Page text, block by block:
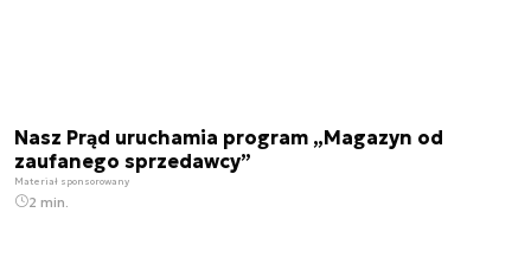
Nasz Prąd uruchamia program „Magazyn od
zaufanego sprzedawcy”
Materiał sponsorowany
2 min.